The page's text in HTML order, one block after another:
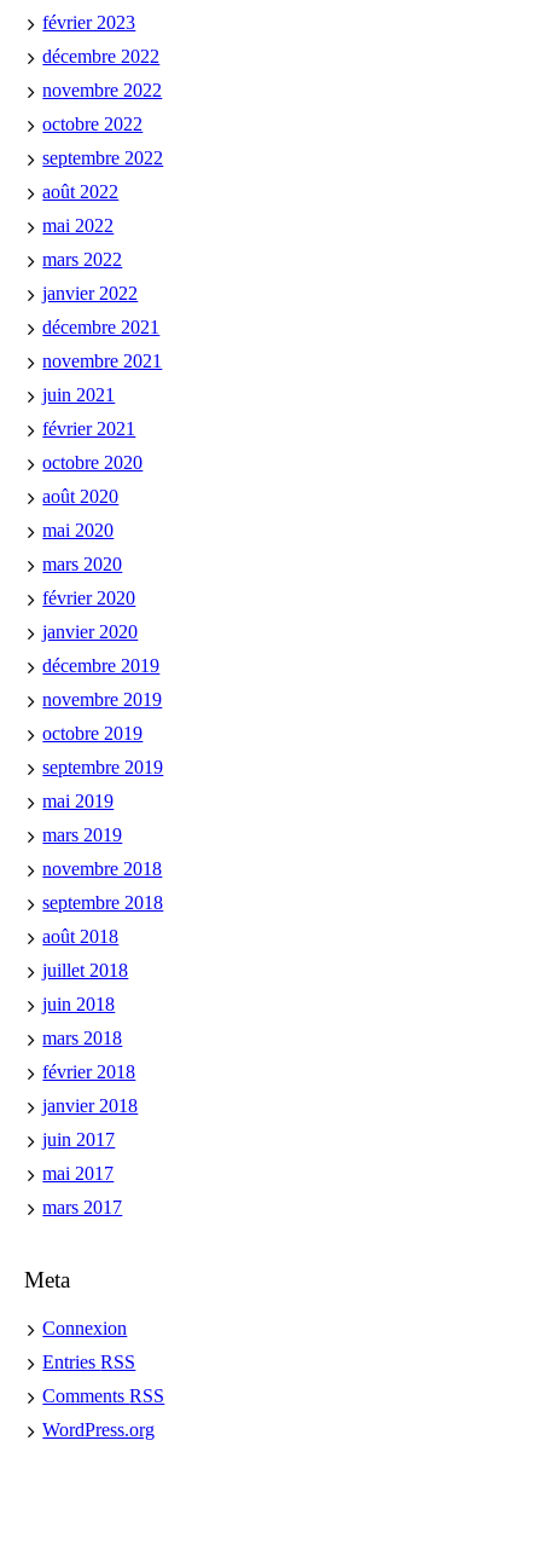
février 2023
décembre 2022
novembre 2022
octobre 2022
septembre 2022
août 2022
mai 2022
mars 2022
janvier 2022
décembre 2021
novembre 2021
juin 2021
février 2021
octobre 2020
août 2020
mai 2020
mars 2020
février 2020
janvier 2020
décembre 2019
novembre 2019
octobre 2019
septembre 2019
mai 2019
mars 2019
novembre 2018
septembre 2018
août 2018
juillet 2018
juin 2018
mars 2018
février 2018
janvier 2018
juin 2017
mai 2017
mars 2017
Meta
Connexion
EntriesRSS
CommentsRSS
WordPress.org